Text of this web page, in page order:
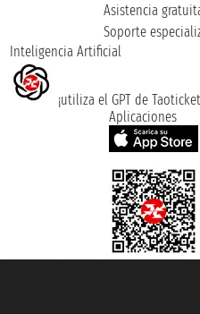
Asistencia
Soporte
Inteligencia Artificial
¡utiliza el GPT de
Aplicaciones